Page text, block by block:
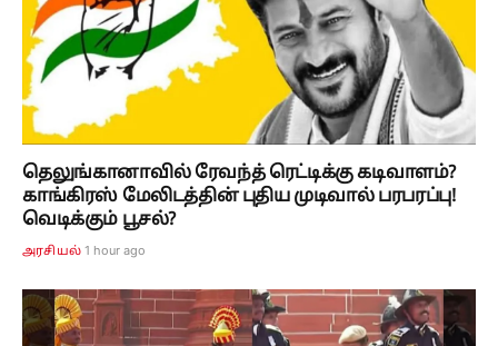
தெலுங்கானாவில் ரேவந்த் ரெட்டிக்கு கடிவாளம்?
காங்கிரஸ் மேலிடத்தின் புதிய முடிவால் பரபரப்பு!
வெடிக்கும் பூசல்?
அரசியல் 1 hour ago